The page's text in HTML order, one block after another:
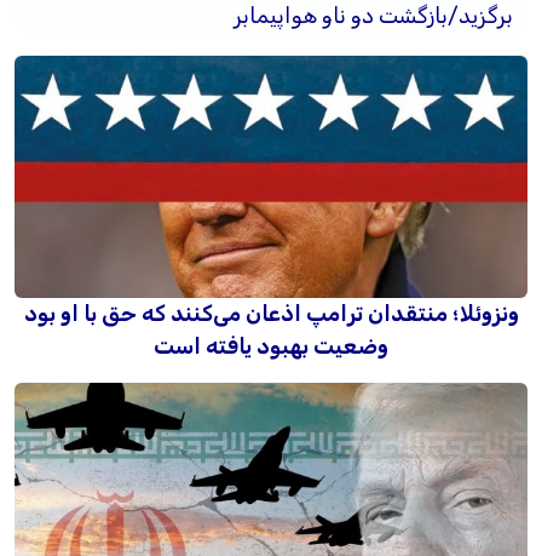
برگزید/بازگشت دو ناو هواپیمابر
ونزوئلا؛ منتقدان ترامپ اذعان می‌کنند که حق با او بود
وضعیت بهبود یافته است